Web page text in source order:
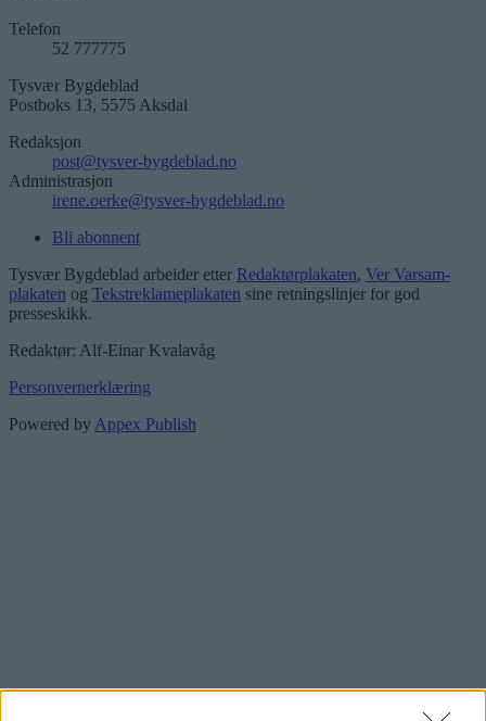
Telefon
52 777775
Tysvær Bygdeblad
Postboks 13, 5575 Aksdal
Redaksjon
post@tysver-bygdeblad.no
Administrasjon
irene.oerke@tysver-bygdeblad.no
Bli abonnent
Tysvær Bygdeblad arbeider etter Redaktørplakaten, Ver Varsam-
plakaten og Tekstreklameplakaten sine retningslinjer for god
presseskikk.
Redaktør: Alf-Einar Kvalavåg
Personvernerklæring
Powered byAppex Publish